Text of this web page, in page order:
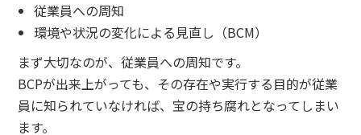
従業員への周知
環境や状況の変化による見直し（BCM）
まず大切なのが、従業員への周知です。
BCPが出来上がっても、その存在や実行する目的が従業
員に知られていなければ、宝の持ち腐れとなってしまい
ます。